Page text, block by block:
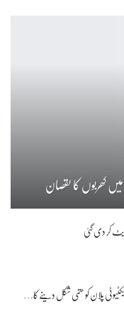
کھربوں کا نقصان
کر دی گئی
پلان کو حتمی شکل دینے کا…